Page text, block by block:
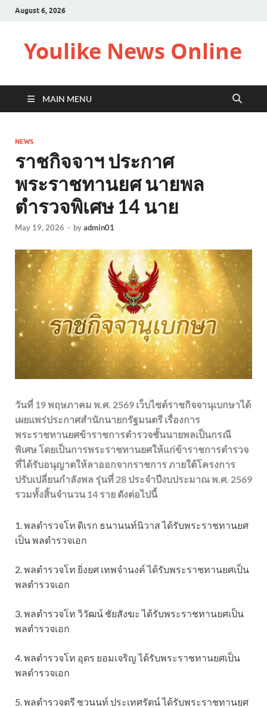
August 6, 2026
Youlike News Online
MAIN MENU
NEWS
ราชกิจจาฯ ประกาศ
พระราชทานยศ นายพล
ตำรวจพิเศษ 14 นาย
May 19, 2026 - byadmin01
วันที่ 19 พฤษภาคม พ.ศ. 2569 เว็บไซต์ราชกิจจานุเบกษาได้
เผยแพร่ประกาศสำนักนายกรัฐมนตรี เรื่องการ
พระราชทานยศข้าราชการตำรวจชั้นนายพลเป็นกรณี
พิเศษ โดยเป็นการพระราชทานยศให้แก่ข้าราชการตำรวจ
ที่ได้รับอนุญาตให้ลาออกจากราชการ ภายใต้โครงการ
ปรับเปลี่ยนกำลังพล รุ่นที่ 28 ประจำปีงบประมาณ พ.ศ. 2569
รวมทั้งสิ้นจำนวน 14 ราย ดังต่อไปนี้
1. พลตำรวจโท ดิเรก ธนานนท์นิวาส ได้รับพระราชทานยศ
เป็น พลตำรวจเอก
2. พลตำรวจโท ยิ่งยศ เทพจำนงค์ ได้รับพระราชทานยศเป็น
พลตำรวจเอก
3. พลตำรวจโท วิวัฒน์ ชัยสังฆะ ได้รับพระราชทานยศเป็น
พลตำรวจเอก
4. พลตำรวจโท อุดร ยอมเจริญ ได้รับพระราชทานยศเป็น
พลตำรวจเอก
5. พลตำรวจตรี ชวนนท์ ประเทศรัตน์ ได้รับพระราชทานยศ